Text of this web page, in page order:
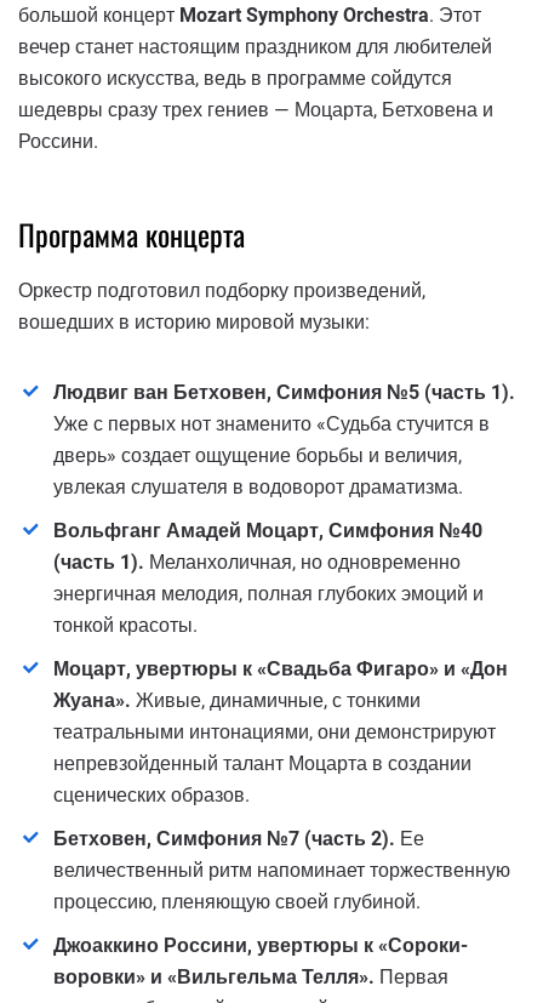
большой концерт Mozart Symphony Orchestra. Этот
вечер станет настоящим праздником для любителей
высокого искусства, ведь в программе сойдутся
шедевры сразу трех гениев — Моцарта, Бетховена и
Россини.
Программа концерта
Оркестр подготовил подборку произведений,
вошедших в историю мировой музыки:
Людвиг ван Бетховен, Симфония №5 (часть 1).
Уже с первых нот знаменито «Судьба стучится в
дверь» создает ощущение борьбы и величия,
увлекая слушателя в водоворот драматизма.
Вольфганг Амадей Моцарт, Симфония №40
(часть 1). Меланхоличная, но одновременно
энергичная мелодия, полная глубоких эмоций и
тонкой красоты.
Моцарт, увертюры к «Свадьба Фигаро» и «Дон
Жуана». Живые, динамичные, с тонкими
театральными интонациями, они демонстрируют
непревзойденный талант Моцарта в создании
сценических образов.
Бетховен, Симфония №7 (часть 2). Ее
величественный ритм напоминает торжественную
процессию, пленяющую своей глубиной.
Джоаккино Россини, увертюры к «Сороки-
воровки» и «Вильгельма Телля». Первая